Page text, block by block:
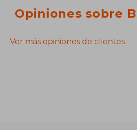
Opiniones sobre
Ver más opiniones de clientes